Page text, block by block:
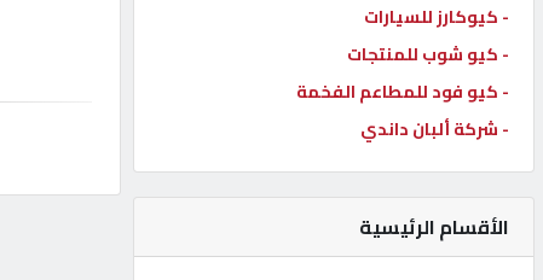
كيو
نمبر
كيو
كارز
كيو
- كيوكارز للسيارات
- كيو شوب للمنتجات
- كيو فود للمطاعم الفخمة
- شركة ألبان داندي
الأقسام الرئيسية